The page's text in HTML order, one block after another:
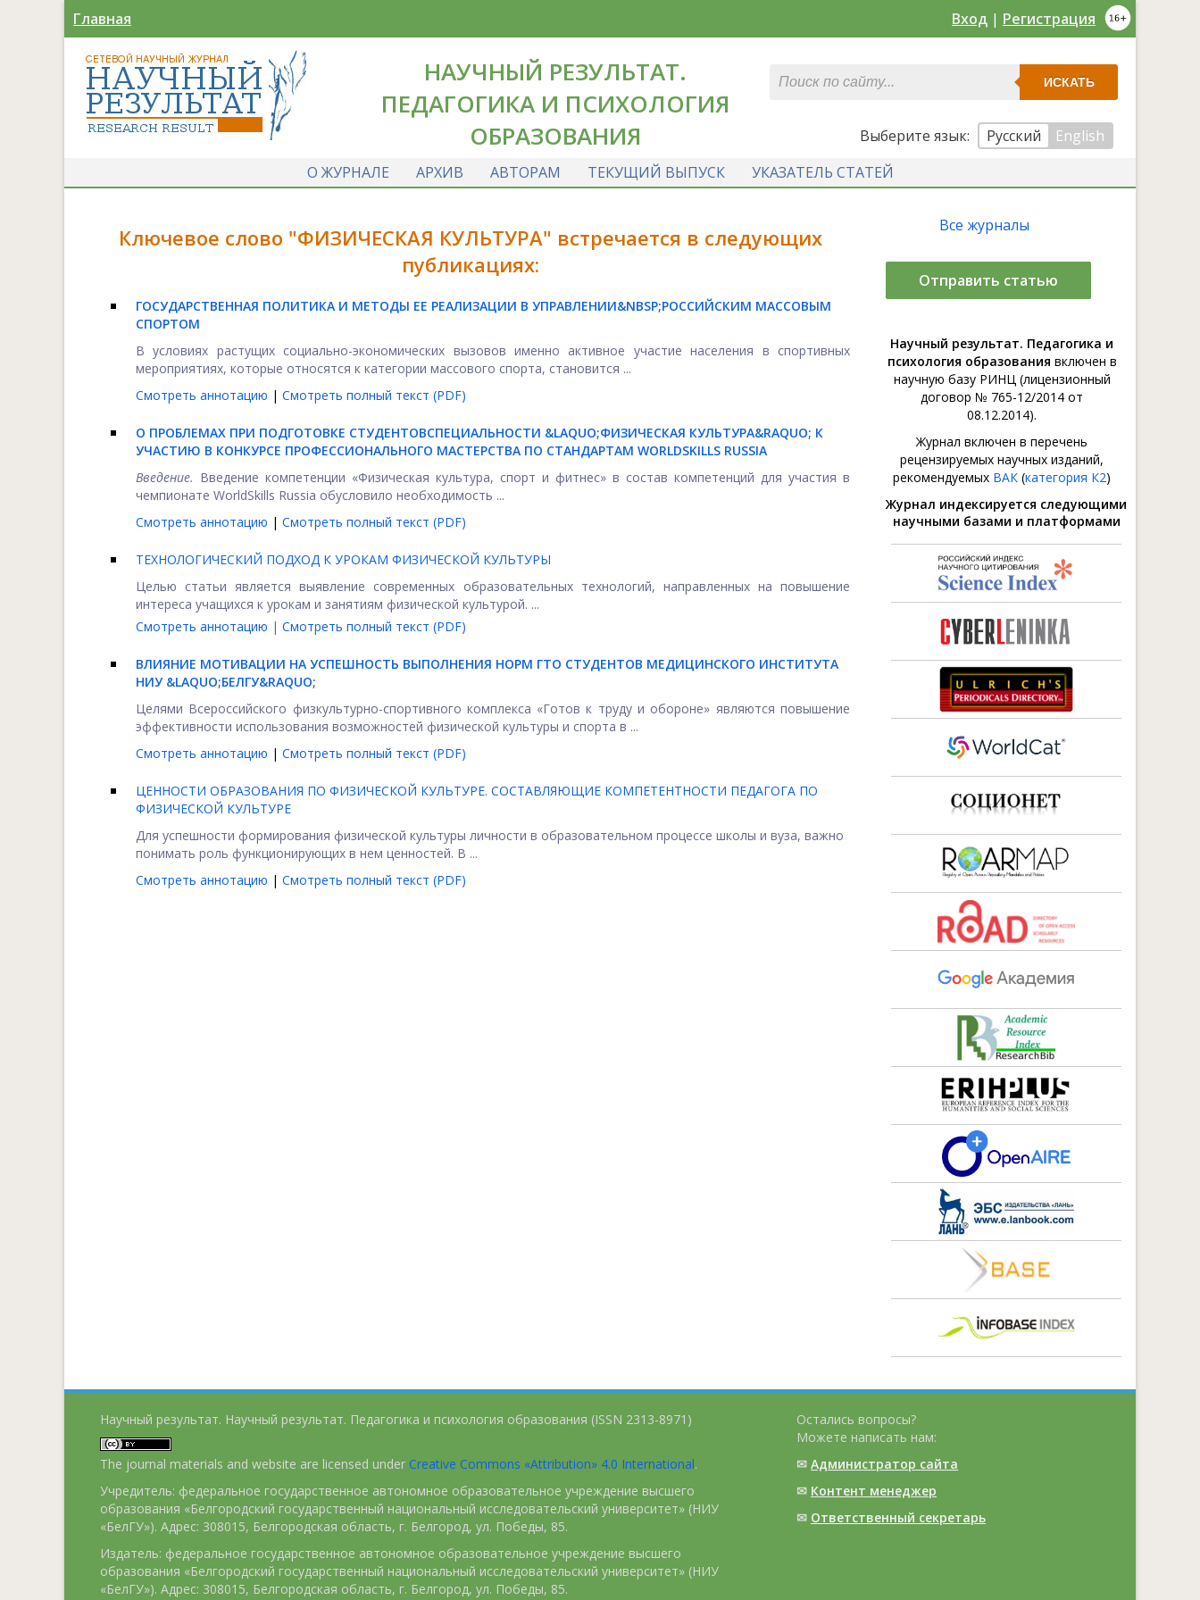
Главная Вход | Регистрация
НАУЧНЫЙ РЕЗУЛЬТАТ.
ПЕДАГОГИКА И ПСИХОЛОГИЯ
ОБРАЗОВАНИЯ
ИСКАТЬ
Выберите язык: Русский
English
О ЖУРНАЛЕ
АРХИВ АВТОРАМ ТЕКУЩИЙ ВЫПУСК УКАЗАТЕЛЬ СТАТЕЙ
Ключевое слово "ФИЗИЧЕСКАЯ КУЛЬТУРА" встречается в следующих
публикациях:
ГОСУДАРСТВЕННАЯ ПОЛИТИКА И МЕТОДЫ ЕЕ РЕАЛИЗАЦИИ В УПРАВЛЕНИИ&NBSP;РОССИЙСКИМ МАССОВЫМ
СПОРТОМ
В условиях растущих социально-экономических вызовов именно активное участие населения в спортивных
мероприятиях, которые относятся к категории массового спорта, становится ...
Смотреть аннотацию | Смотреть полный текст (PDF)
О ПРОБЛЕМАХ ПРИ ПОДГОТОВКЕ СТУДЕНТОВСПЕЦИАЛЬНОСТИ &LAQUO;ФИЗИЧЕСКАЯ КУЛЬТУРА&RAQUO; К
УЧАСТИЮ В КОНКУРСЕ ПРОФЕССИОНАЛЬНОГО МАСТЕРСТВА ПО СТАНДАРТАМ WORLDSKILLS RUSSIA
Введение. Введение компетенции «Физическая культура, спорт и фитнес» в состав компетенций для участия в
чемпионате WorldSkills Russia обусловило необходимость ...
Смотреть аннотацию | Смотреть полный текст (PDF)
ТЕХНОЛОГИЧЕСКИЙ ПОДХОД К УРОКАМ ФИЗИЧЕСКОЙ КУЛЬТУРЫ
Целью статьи является выявление современных образовательных технологий, направленных на повышение
интереса учащихся к урокам и занятиям физической культурой. ...
Смотреть аннотацию | Смотреть полный текст (PDF)
ВЛИЯНИЕ МОТИВАЦИИ НА УСПЕШНОСТЬ ВЫПОЛНЕНИЯ НОРМ ГТО СТУДЕНТОВ МЕДИЦИНСКОГО ИНСТИТУТА
НИУ &LAQUO;БЕЛГУ&RAQUO;
Целями Всероссийского физкультурно-спортивного комплекса «Готов к труду и обороне» являются повышение
эффективности использования возможностей физической культуры и спорта в ...
Смотреть аннотацию | Смотреть полный текст (PDF)
ЦЕННОСТИ ОБРАЗОВАНИЯ ПО ФИЗИЧЕСКОЙ КУЛЬТУРЕ. СОСТАВЛЯЮЩИЕ КОМПЕТЕНТНОСТИ ПЕДАГОГА ПО
ФИЗИЧЕСКОЙ КУЛЬТУРЕ
Для успешности формирования физической культуры личности в образовательном процессе школы и вуза, важно
понимать роль функционирующих в нем ценностей. В ...
Смотреть аннотацию | Смотреть полный текст (PDF)
Все журналы
Отправить статью
Научный результат. Педагогика и
психология образования включен в
научную базу РИНЦ (лицензионный
договор № 765-12/2014 от
08.12.2014).
Журнал включен в перечень
рецензируемых научных изданий,
рекомендуемых ВАК (категория К2)
Журнал индексируется следующими
научными базами и платформами
Научный результат. Научный результат. Педагогика и психология образования (ISSN 2313-8971)
The journal materials and website are licensed under Creative Commons «Attribution» 4.0 International.
Учредитель: федеральное государственное автономное образовательное учреждение высшего
образования «Белгородский государственный национальный исследовательский университет» (НИУ
«БелГУ»). Адрес: 308015, Белгородская область, г. Белгород, ул. Победы, 85.
Издатель: федеральное государственное автономное образовательное учреждение высшего
образования «Белгородский государственный национальный исследовательский университет» (НИУ
«БелГУ»). Адрес: 308015, Белгородская область, г. Белгород, ул. Победы, 85.
Остались вопросы?
Можете написать нам:
✉ Администратор сайта
✉ Контент менеджер
✉ Ответственный cекретарь